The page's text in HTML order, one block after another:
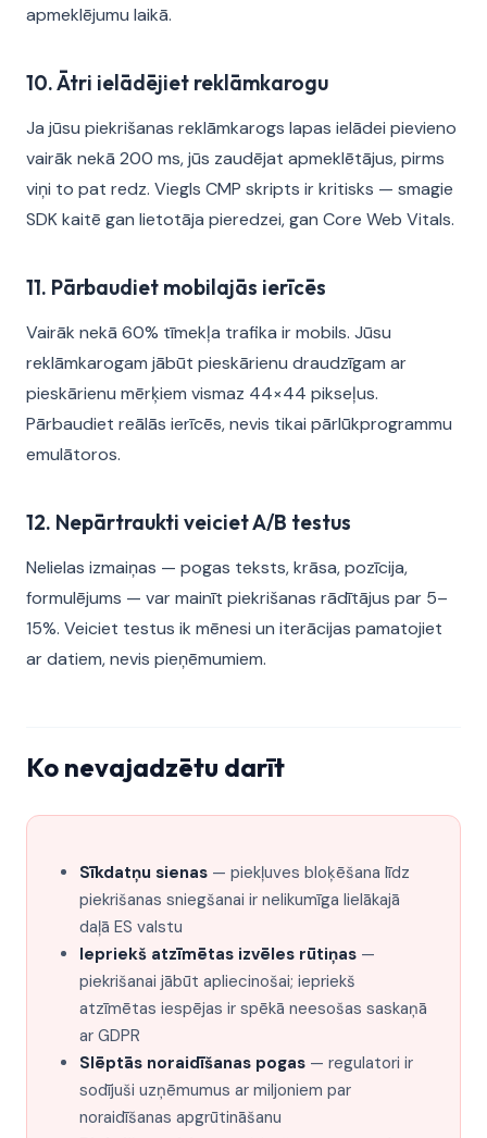
apmeklējumu laikā.
10. Ātri ielādējiet reklāmkarogu
Ja jūsu piekrišanas reklāmkarogs lapas ielādei pievieno
vairāk nekā 200 ms, jūs zaudējat apmeklētājus, pirms
viņi to pat redz. Viegls CMP skripts ir kritisks — smagie
SDK kaitē gan lietotāja pieredzei, gan Core Web Vitals.
11. Pārbaudiet mobilajās ierīcēs
Vairāk nekā 60% tīmekļa trafika ir mobils. Jūsu
reklāmkarogam jābūt pieskārienu draudzīgam ar
pieskārienu mērķiem vismaz 44×44 pikseļus.
Pārbaudiet reālās ierīcēs, nevis tikai pārlūkprogrammu
emulātoros.
12. Nepārtraukti veiciet A/B testus
Nelielas izmaiņas — pogas teksts, krāsa, pozīcija,
formulējums — var mainīt piekrišanas rādītājus par 5–
15%. Veiciet testus ik mēnesi un iterācijas pamatojiet
ar datiem, nevis pieņēmumiem.
Ko nevajadzētu darīt
Sīkdatņu sienas — piekļuves bloķēšana līdz
piekrišanas sniegšanai ir nelikumīga lielākajā
daļā ES valstu
Iepriekš atzīmētas izvēles rūtiņas —
piekrišanai jābūt apliecinošai; iepriekš
atzīmētas iespējas ir spēkā neesošas saskaņā
ar GDPR
Slēptās noraidīšanas pogas — regulatori ir
sodījuši uzņēmumus ar miljoniem par
noraidīšanas apgrūtināšanu